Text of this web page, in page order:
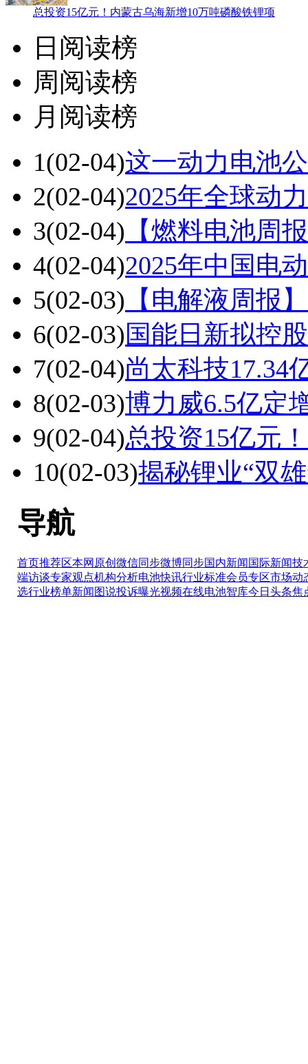
总投资15亿元！内蒙古乌海新增10万吨磷酸铁锂项
日阅读榜
周阅读榜
月阅读榜
1(02-04)这一动力电池
2(02-04)2025年全球动
3(02-04) 【燃料电池周
4(02-04)2025年中国电
5(02-03) 【电解液周报
6(02-03) 国能日新拟控
7(02-04)尚太科技17.34
8(02-03)博力威6.5亿定
9(02-04)总投资15亿元
10(02-03)揭秘锂业“双
导航
首页推荐区本网原创 微信同步微博同步国内新闻 国际新闻技
端访谈专家观点机构分析电池快讯行业标准会员专区市场动
选行业榜单新闻图说投诉曝光视频在线电池智库今日头条焦